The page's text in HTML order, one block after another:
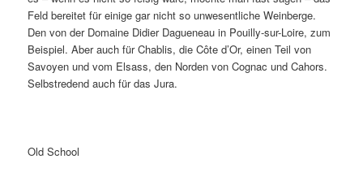
Feld bereitet für einige gar nicht so unwesentliche Weinberge.
Den von der Domaine Didier Dagueneau in Pouilly-sur-Loire, zum
Beispiel. Aber auch für Chablis, die Côte d’Or, einen Teil von
Savoyen und vom Elsass, den Norden von Cognac und Cahors.
Selbstredend auch für das Jura.
Old School